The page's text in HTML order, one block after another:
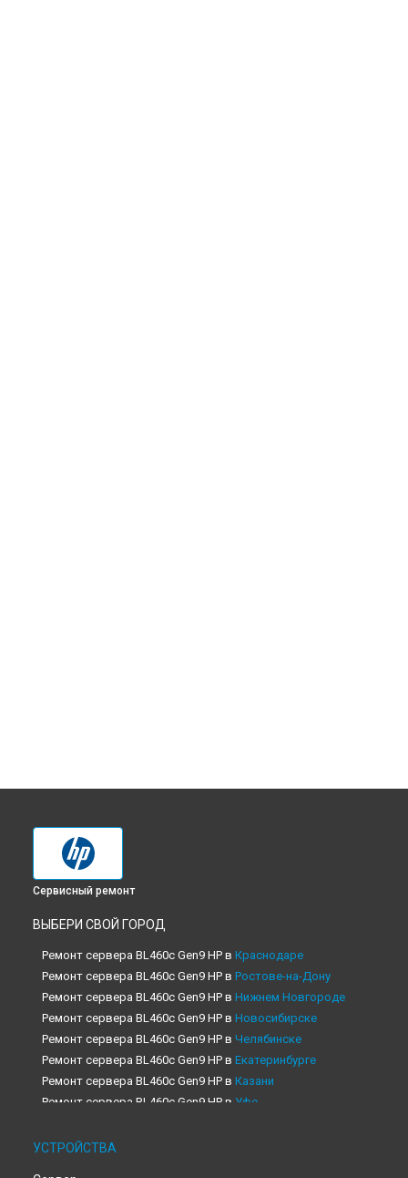
Сервисный ремонт
ВЫБЕРИ СВОЙ ГОРОД
Ремонт сервера BL460c Gen9 HP в Краснодаре
Ремонт сервера BL460c Gen9 HP в Ростове-на-Дону
Ремонт сервера BL460c Gen9 HP в Нижнем Новгороде
Ремонт сервера BL460c Gen9 HP в Новосибирске
Ремонт сервера BL460c Gen9 HP в Челябинске
Ремонт сервера BL460c Gen9 HP в Екатеринбурге
Ремонт сервера BL460c Gen9 HP в Казани
Ремонт сервера BL460c Gen9 HP в Уфе
Ремонт сервера BL460c Gen9 HP в
УСТРОЙСТВА